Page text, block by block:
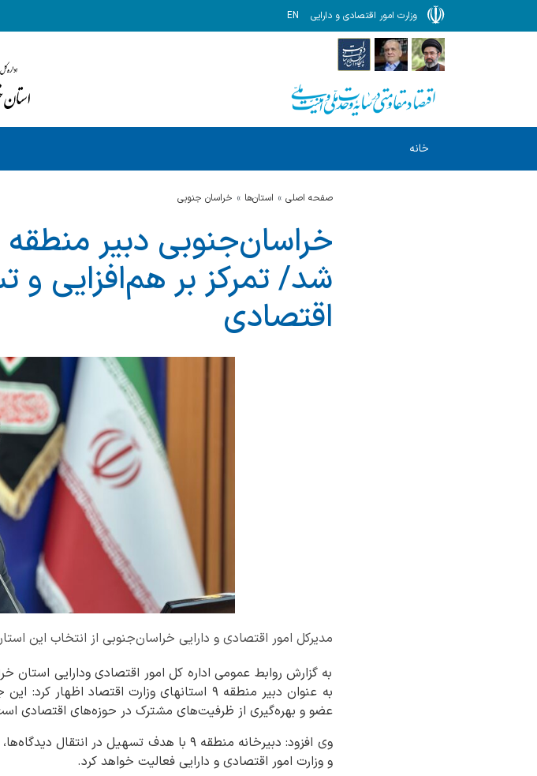
وزارت امور اقتصادی و دارایی EN
خانه
صفحه اصلی استان‌ها خراسان جنوبي
شد/ تمرکز بر هم‌افزایی
اقتصادی
مدیرکل امور اقتصادی و دارایی خراسان‌جنوبی از انتخاب این استان برای
به گزارش روابط عمومی اداره کل امور اقتصادی ودارایی استان
به عنوان دبیر منطقه ۹ استانهای وزارت
عضو و بهره‌گیری از ظرفیت‌های مشترک در حوزه‌های اقتصادی
وی افزود: دبیرخانه منطقه ۹ با هدف تسهیل
و وزارت امور اقتصادی و دارایی فعالیت خواهد کرد.